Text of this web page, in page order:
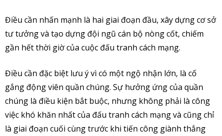
Điều cần nhấn mạnh là hai giai đoạn đầu, xây dựng cơ sở
tư tưởng và tạo dựng đội ngũ cán bộ nòng cốt, chiếm
gần hết thời giờ của cuộc đấu tranh cách mạng.
Điều cần đặc biệt lưu ý vì có một ngộ nhận lớn, là cố
gắng động viên quần chúng. Sự hưởng ứng của quần
chúng là điều kiện bắt buộc, nhưng không phải là công
việc khó khăn nhất của đấu tranh cách mạng và cũng chỉ
là giai đoạn cuối cùng trước khi tiến công giành thắng